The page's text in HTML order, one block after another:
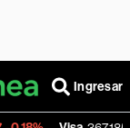
Ingresar